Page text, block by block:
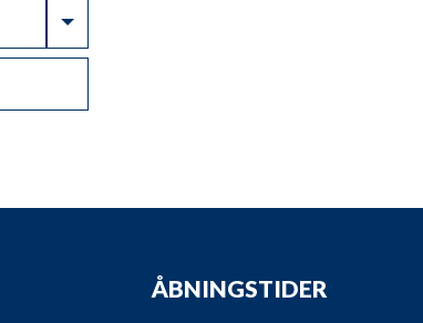
Toggle Dropdown
ÅBNINGSTIDER